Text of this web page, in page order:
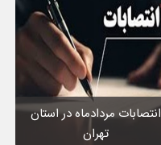
انتصابات مردادماه در استان
تهران